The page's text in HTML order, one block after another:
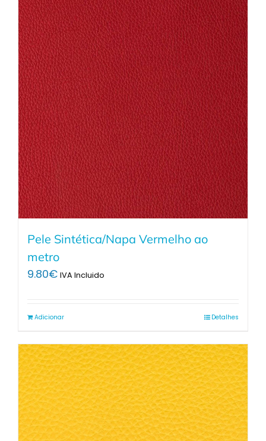
Pele Sintética/Napa Vermelho ao
metro
9.80€ IVA Incluido
Adicionar Detalhes